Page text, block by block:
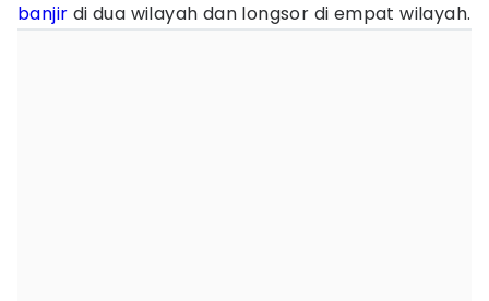
banjir di dua wilayah dan longsor di empat wilayah.